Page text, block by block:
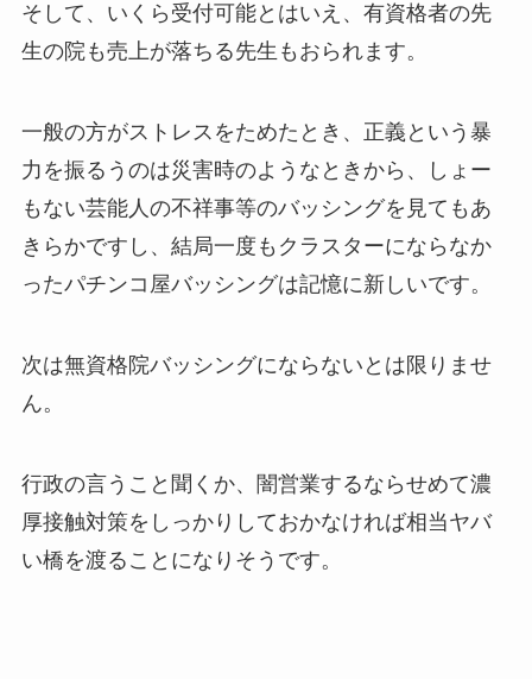
そして、いくら受付可能とはいえ、有資格者の先
生の院も売上が落ちる先生もおられます。
一般の方がストレスをためたとき、正義という暴
力を振るうのは災害時のようなときから、しょー
もない芸能人の不祥事等のバッシングを見てもあ
きらかですし、結局一度もクラスターにならなか
ったパチンコ屋バッシングは記憶に新しいです。
次は無資格院バッシングにならないとは限りませ
ん。
行政の言うこと聞くか、闇営業するならせめて濃
厚接触対策をしっかりしておかなければ相当ヤバ
い橋を渡ることになりそうです。